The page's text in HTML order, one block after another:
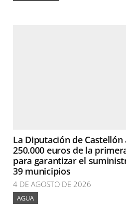
La Diputación de
250.000 euros de la
para garantizar el
39 municipios
4 DE AGOSTO DE 2026
AGUA